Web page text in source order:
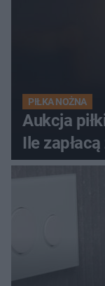
PIŁKA NOŻNA
Aukcja
Ile